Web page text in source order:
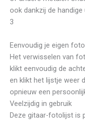
ook dankzij de
3
Eenvoudig je eigen
Het verwisselen van
klikt eenvoudig de
en klikt het lijstje weer
opnieuw een
Veelzijdig in gebruik
Deze gitaar-fotolijst is